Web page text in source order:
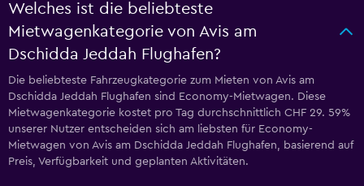
Welches ist die beliebteste
Mietwagenkategorie von Avis am
Dschidda Jeddah Flughafen?
Die beliebteste Fahrzeugkategorie zum Mieten von Avis am
Dschidda Jeddah Flughafen sind Economy-Mietwagen. Diese
Mietwagenkategorie kostet pro Tag durchschnittlich CHF 29. 59%
unserer Nutzer entscheiden sich am liebsten für Economy-
Mietwagen von Avis am Dschidda Jeddah Flughafen, basierend auf
Preis, Verfügbarkeit und geplanten Aktivitäten.